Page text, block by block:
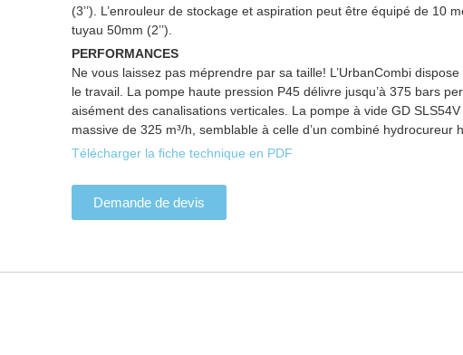
(3’’). L’enrouleur de stockage et aspiration peut être équipé de 10
tuyau 50mm (2’’).
PERFORMANCES
Ne vous laissez pas méprendre par sa taille! L’UrbanCombi
le travail. La pompe haute pression P45 délivre jusqu’à 375 bars
aisément des canalisations verticales. La pompe à vide GD
massive de 325 m³/h, semblable à celle d’un combiné hydrocureur
Télécharger la fiche technique en PDF
Demande de devis